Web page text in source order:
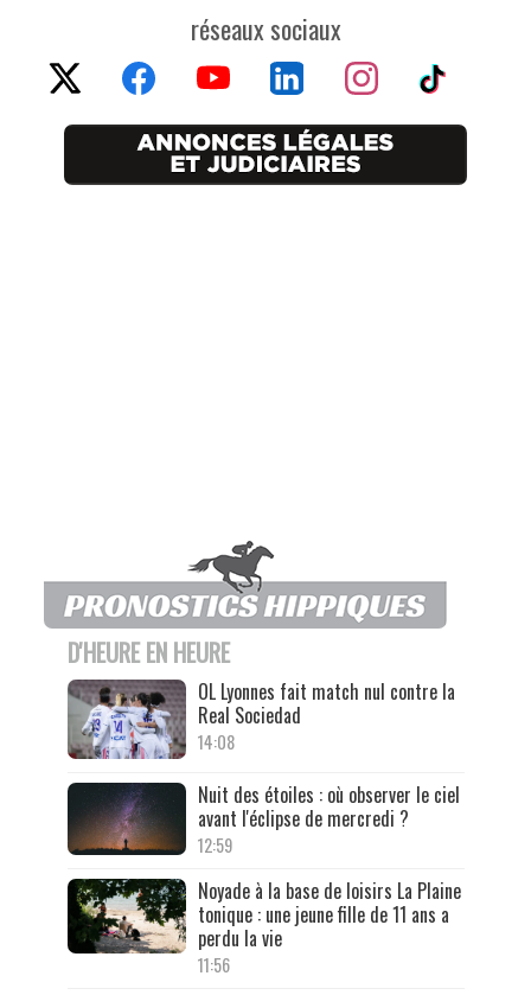
réseaux sociaux
D'HEURE EN HEURE
OL Lyonnes fait match nul contre la
Real Sociedad
14:08
Nuit des étoiles : où observer le ciel
avant l'éclipse de mercredi ?
12:59
Noyade à la base de loisirs La Plaine
tonique : une jeune fille de 11 ans a
perdu la vie
11:56